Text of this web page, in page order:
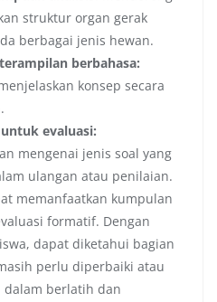
struktur organ gerak
berbagai jenis hewan.
berbahasa:
konsep secara
evaluasi:
mengenai jenis soal yang
ulangan atau penilaian.
memanfaatkan kumpulan
formatif. Dengan
dapat diketahui bagian
perlu diperbaiki atau
dalam berlatih dan